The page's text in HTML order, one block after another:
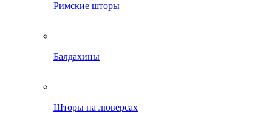
Римские шторы
Балдахины
Шторы на люверсах